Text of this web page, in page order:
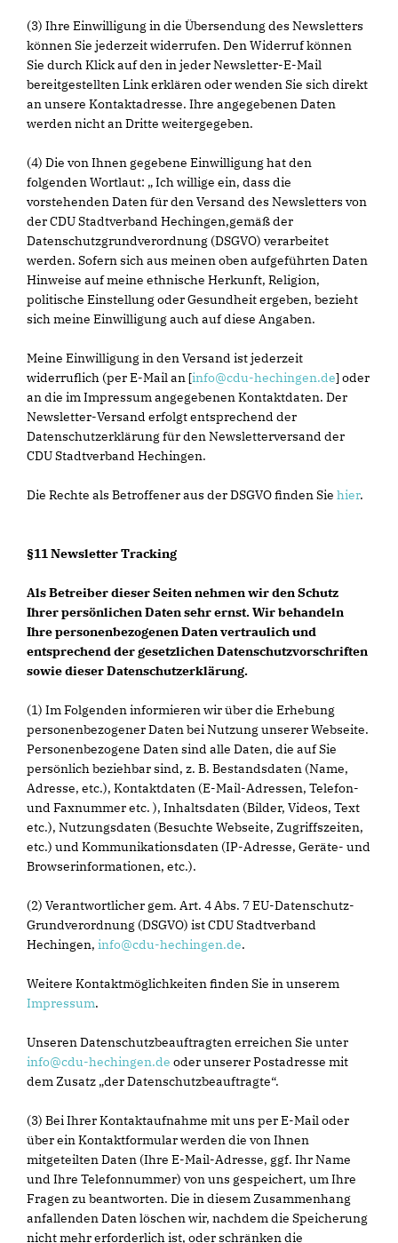
(3) Ihre Einwilligung in die Übersendung des Newsletters
können Sie jederzeit widerrufen. Den Widerruf können
Sie durch Klick auf den in jeder Newsletter-E-Mail
bereitgestellten Link erklären oder wenden Sie sich direkt
an unsere Kontaktadresse. Ihre angegebenen Daten
werden nicht an Dritte weitergegeben.
(4) Die von Ihnen gegebene Einwilligung hat den
folgenden Wortlaut: „ Ich willige ein, dass die
vorstehenden Daten für den Versand des Newsletters von
der CDU Stadtverband Hechingen,gemäß der
Datenschutzgrundverordnung (DSGVO) verarbeitet
werden. Sofern sich aus meinen oben aufgeführten Daten
Hinweise auf meine ethnische Herkunft, Religion,
politische Einstellung oder Gesundheit ergeben, bezieht
sich meine Einwilligung auch auf diese Angaben.
Meine Einwilligung in den Versand ist jederzeit
widerruflich (per E-Mail an [info@cdu-hechingen.de] oder
an die im Impressum angegebenen Kontaktdaten. Der
Newsletter-Versand erfolgt entsprechend der
Datenschutzerklärung für den Newsletterversand der
CDU Stadtverband Hechingen.
Die Rechte als Betroffener aus der DSGVO finden Sie hier.
§11 Newsletter Tracking
Als Betreiber dieser Seiten nehmen wir den Schutz
Ihrer persönlichen Daten sehr ernst. Wir behandeln
Ihre personenbezogenen Daten vertraulich und
entsprechend der gesetzlichen Datenschutzvorschriften
sowie dieser Datenschutzerklärung.
(1) Im Folgenden informieren wir über die Erhebung
personenbezogener Daten bei Nutzung unserer Webseite.
Personenbezogene Daten sind alle Daten, die auf Sie
persönlich beziehbar sind, z. B. Bestandsdaten (Name,
Adresse, etc.), Kontaktdaten (E-Mail-Adressen, Telefon-
und Faxnummer etc. ), Inhaltsdaten (Bilder, Videos, Text
etc.), Nutzungsdaten (Besuchte Webseite, Zugriffszeiten,
etc.) und Kommunikationsdaten (IP-Adresse, Geräte- und
Browserinformationen, etc.).
(2) Verantwortlicher gem. Art. 4 Abs. 7 EU-Datenschutz-
Grundverordnung (DSGVO) ist CDU Stadtverband
Hechingen, info@cdu-hechingen.de.
Weitere Kontaktmöglichkeiten finden Sie in unserem
Impressum.
Unseren Datenschutzbeauftragten erreichen Sie unter
info@cdu-hechingen.de oder unserer Postadresse mit
dem Zusatz „der Datenschutzbeauftragte“.
(3) Bei Ihrer Kontaktaufnahme mit uns per E-Mail oder
über ein Kontaktformular werden die von Ihnen
mitgeteilten Daten (Ihre E-Mail-Adresse, ggf. Ihr Name
und Ihre Telefonnummer) von uns gespeichert, um Ihre
Fragen zu beantworten. Die in diesem Zusammenhang
anfallenden Daten löschen wir, nachdem die Speicherung
nicht mehr erforderlich ist, oder schränken die